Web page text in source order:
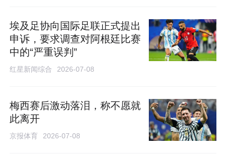
埃及足协向国际足联正式提出
申诉，要求调查对阿根廷比赛
中的“严重误判”
红星新闻综合 2026-07-08
梅西赛后激动落泪，称不愿就
此离开
京报体育 2026-07-08